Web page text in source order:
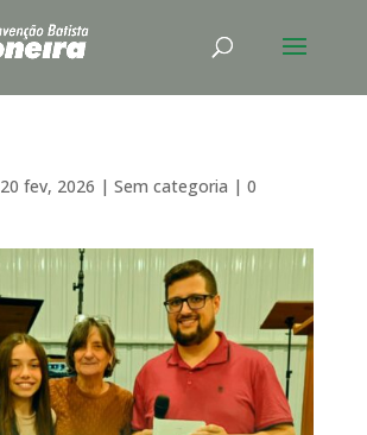
20 fev, 2026 | Sem categoria | 0